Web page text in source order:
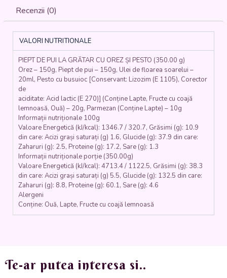
GRĂTAR
(piept
orez,
pesto,
parmezan)
Recenzii (0)
VALORI NUTRITIONALE
PIEPT DE PUI LA GRĂTAR CU OREZ ȘI PESTO (350.00 g)
Orez – 150g, Piept de pui – 150g, Ulei de floarea soarelui –
20ml, Pesto cu busuioc [Conservant: Lizozim (E 1105), Corector
de
aciditate: Acid lactic (E 270)] (Conține Lapte, Fructe cu coajă
lemnoasă, Ouă) – 20g, Parmezan (Conține Lapte) – 10g
Informații nutriționale 100g
Valoare Energetică (kJ/kcal): 1346.7 / 320.7, Grăsimi (g): 10.9
din care: Acizi grași saturați (g) 1.6, Glucide (g): 37.9 din care:
Zaharuri (g): 2.5, Proteine (g): 17.2, Sare (g): 1.3
Informații nutriționale porție (350.00g)
Valoare Energetică (kJ/kcal): 4713.4 / 1122.5, Grăsimi (g): 38.3
din care: Acizi grași saturați (g) 5.5, Glucide (g): 132.5 din care:
Zaharuri (g): 8.8, Proteine (g): 60.1, Sare (g): 4.6
Alergeni
Conține: Ouă, Lapte, Fructe cu coajă lemnoasă
Te-ar putea interesa si..